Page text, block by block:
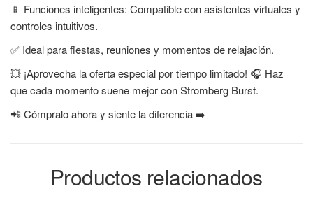
📱 Funciones inteligentes: Compatible con asistentes virtuales y
controles intuitivos.
✅ Ideal para fiestas, reuniones y momentos de relajación.
💥 ¡Aprovecha la oferta especial por tiempo limitado! 🎧 Haz
que cada momento suene mejor con Stromberg Burst.
📲 Cómpralo ahora y siente la diferencia ➡️
Productos relacionados